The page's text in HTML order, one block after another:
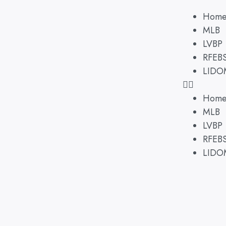
Home
MLB
LVBP
Home
MLB
LVBP